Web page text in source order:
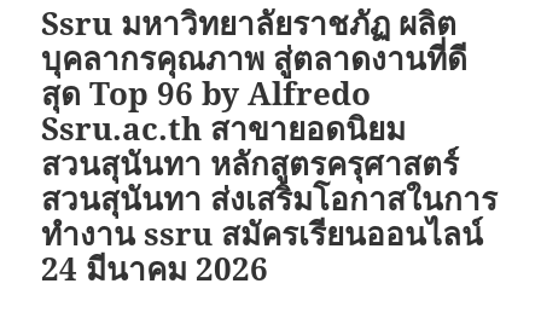
Ssru มหาวิทยาลัยราชภัฏ ผลิต
บุคลากรคุณภาพ สู่ตลาดงานที่ดี
สุด Top 96 by Alfredo
Ssru.ac.th สาขายอดนิยม
สวนสุนันทา หลักสูตรครุศาสตร์
สวนสุนันทา ส่งเสริมโอกาสในการ
ทำงาน ssru สมัครเรียนออนไลน์
24 มีนาคม 2026